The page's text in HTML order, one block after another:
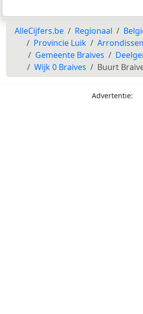
AlleCijfers.be Regionaal
Provincie Luik
Gemeente Braives
Wijk 0 Braives
Buurt
Advertentie: